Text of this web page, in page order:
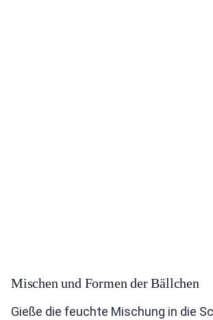
Mischen und Formen der Bällchen
Gieße die feuchte Mischung in die